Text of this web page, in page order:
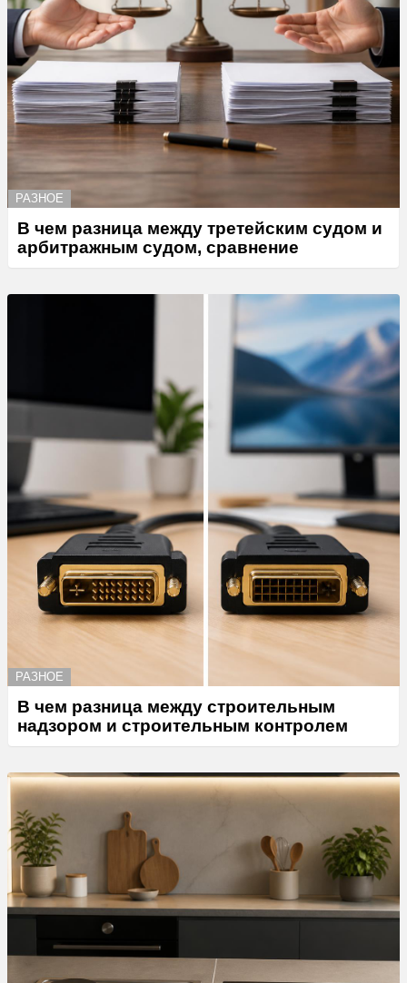
РАЗНОЕ
В чем разница между третейским судом и
арбитражным судом, сравнение
РАЗНОЕ
В чем разница между строительным
надзором и строительным контролем